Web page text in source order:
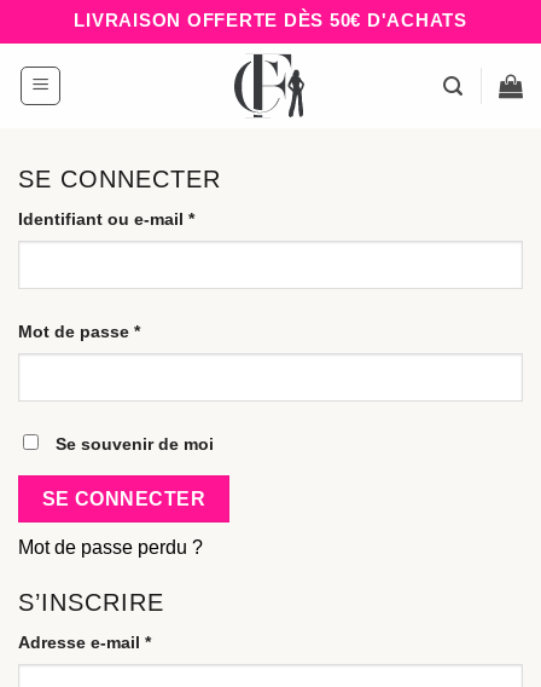
au
contenu
LIVRAISON OFFERTE DÈS 50€ D'ACHATS
SE CONNECTER
Identifiant ou e-mail *Obligatoire
Mot de passe *Obligatoire
Se souvenir de moi
SE CONNECTER
Mot de passe perdu ?
S’INSCRIRE
Adresse e-mail *Obligatoire